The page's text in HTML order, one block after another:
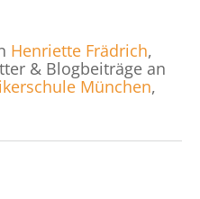
Henriette Frädrich,
& Blogbeiträge an
München,